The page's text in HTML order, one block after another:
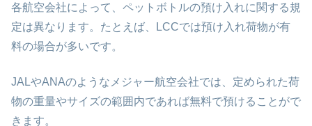
各航空会社によって、ペットボトルの預け入れに関する規
定は異なります。たとえば、LCCでは預け入れ荷物が有
料の場合が多いです。
JALやANAのようなメジャー航空会社では、定められた荷
物の重量やサイズの範囲内であれば無料で預けることがで
きます。